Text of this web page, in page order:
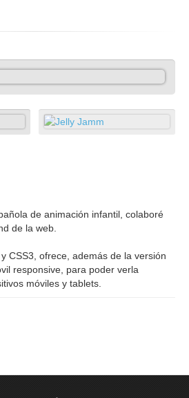
de animación infantil, colaboré
de la web.
CSS3, ofrece, además de la versión
responsive, para poder verla
móviles y tablets.